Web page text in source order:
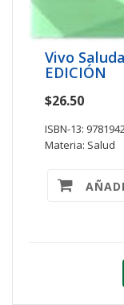
Vivo
EDICIÓN
$26.50
ISBN-13:
Materia: Salud